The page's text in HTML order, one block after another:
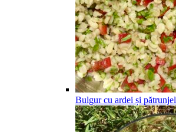
Bulgur cu ardei și pătrunjel